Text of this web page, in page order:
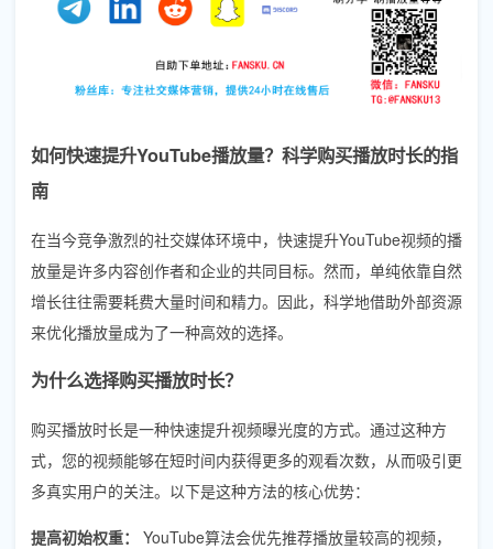
如何快速提升YouTube播放量？科学购买播放时长的指
南
在当今竞争激烈的社交媒体环境中，快速提升YouTube视频的播
放量是许多内容创作者和企业的共同目标。然而，单纯依靠自然
增长往往需要耗费大量时间和精力。因此，科学地借助外部资源
来优化播放量成为了一种高效的选择。
为什么选择购买播放时长？
购买播放时长是一种快速提升视频曝光度的方式。通过这种方
式，您的视频能够在短时间内获得更多的观看次数，从而吸引更
多真实用户的关注。以下是这种方法的核心优势：
提高初始权重：
YouTube算法会优先推荐播放量较高的视频，